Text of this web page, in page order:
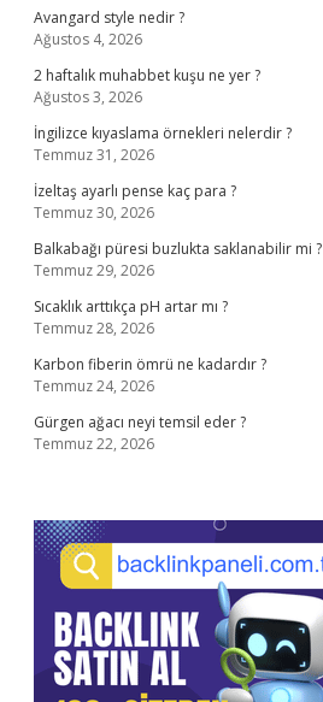
Avangard style nedir ?
Ağustos 4, 2026
2 haftalık muhabbet kuşu ne yer ?
Ağustos 3, 2026
İngilizce kıyaslama örnekleri nelerdir ?
Temmuz 31, 2026
İzeltaş ayarlı pense kaç para ?
Temmuz 30, 2026
Balkabağı püresi buzlukta saklanabilir mi ?
Temmuz 29, 2026
Sıcaklık arttıkça pH artar mı ?
Temmuz 28, 2026
Karbon fiberin ömrü ne kadardır ?
Temmuz 24, 2026
Gürgen ağacı neyi temsil eder ?
Temmuz 22, 2026